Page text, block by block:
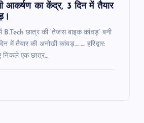
आकर्षण का केंद्र, 3 दिन में तैयार
में B.Tech छात्र की ‘तेजस बाइक कांवड़’ बनी
में तैयार की अनोखी कांवड़……… हरिद्वार:
निकले एक छात्र…